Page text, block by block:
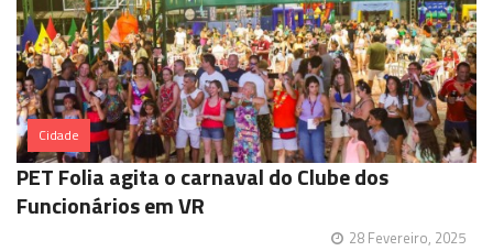
Cidade
PET Folia agita o carnaval do Clube dos
Funcionários em VR
28 Fevereiro, 2025